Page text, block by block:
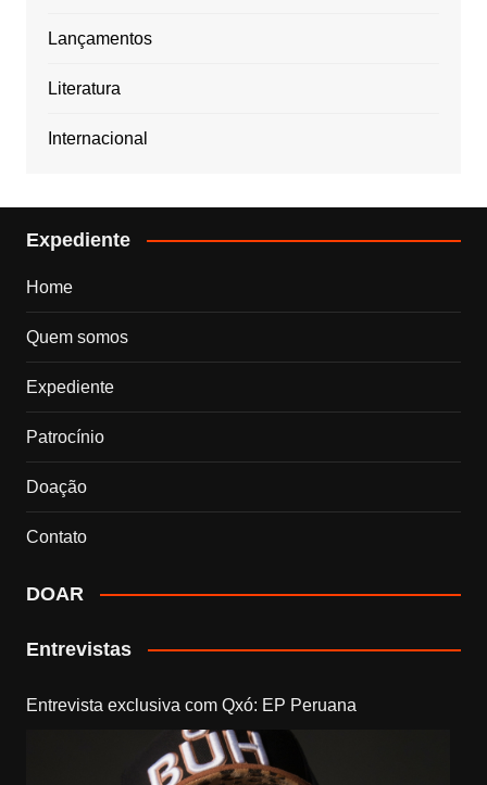
Lançamentos
Literatura
Internacional
Expediente
Home
Quem somos
Expediente
Patrocínio
Doação
Contato
DOAR
Entrevistas
Entrevista exclusiva com Qxó: EP Peruana